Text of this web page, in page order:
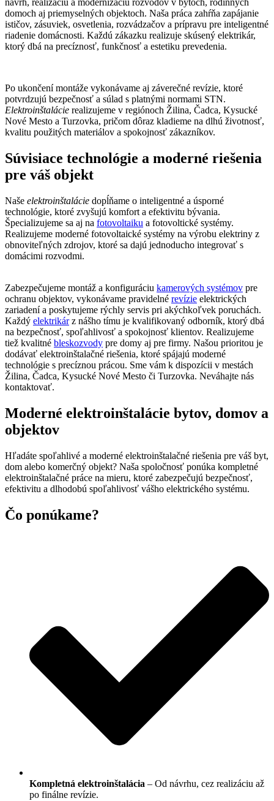
domoch aj priemyselných objektoch. Naša práca zahŕňa zapájanie
ističov, zásuviek, osvetlenia, rozvádzačov a prípravu pre inteligentné
riadenie domácnosti. Každú zákazku realizuje skúsený elektrikár,
ktorý dbá na precíznosť, funkčnosť a estetiku prevedenia.
Po ukončení montáže vykonávame aj záverečné revízie, ktoré
potvrdzujú bezpečnosť a súlad s platnými normami STN.
Elektroinštalácie realizujeme v regiónoch Žilina, Čadca, Kysucké
Nové Mesto a Turzovka, pričom dôraz kladieme na dlhú životnosť,
kvalitu použitých materiálov a spokojnosť zákazníkov.
Súvisiace technológie a moderné riešenia
pre váš objekt
Naše elektroinštalácie dopĺňame o inteligentné a úsporné
technológie, ktoré zvyšujú komfort a efektivitu bývania.
Špecializujeme sa aj na fotovoltaiku a fotovoltické systémy.
Realizujeme moderné fotovoltaické systémy na výrobu elektriny z
obnoviteľných zdrojov, ktoré sa dajú jednoducho integrovať s
domácimi rozvodmi.
Zabezpečujeme montáž a konfiguráciu kamerových systémov pre
ochranu objektov, vykonávame pravidelné revízie elektrických
zariadení a poskytujeme rýchly servis pri akýchkoľvek poruchách.
Každý elektrikárz nášho tímu je kvalifikovaný odborník, ktorý dbá
na bezpečnosť, spoľahlivosť a spokojnosť klientov. Realizujeme
tiež kvalitné bleskozvody pre domy aj pre firmy. Našou prioritou je
dodávať elektroinštalačné riešenia, ktoré spájajú moderné
technológie s precíznou prácou. Sme vám k dispozícii v mestách
Žilina, Čadca, Kysucké Nové Mesto či Turzovka. Neváhajte nás
kontaktovať.
Moderné elektroinštalácie bytov, domov a
objektov
Hľadáte spoľahlivé a moderné elektroinštalačné riešenia pre váš byt,
dom alebo komerčný objekt? Naša spoločnosť ponúka kompletné
elektroinštalačné práce na mieru, ktoré zabezpečujú bezpečnosť,
efektivitu a dlhodobú spoľahlivosť vášho elektrického systému.
Čo ponúkame?
Kompletná elektroinštalácia – Od návrhu, cez realizáciu až
po finálne revízie.